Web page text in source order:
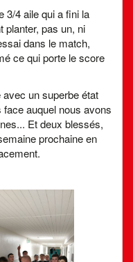
3/4 aile qui a fini la
planter, pas un, ni
dans le match,
ce qui porte le score
avec un superbe état
auquel nous avons
Et deux blessés,
prochaine en